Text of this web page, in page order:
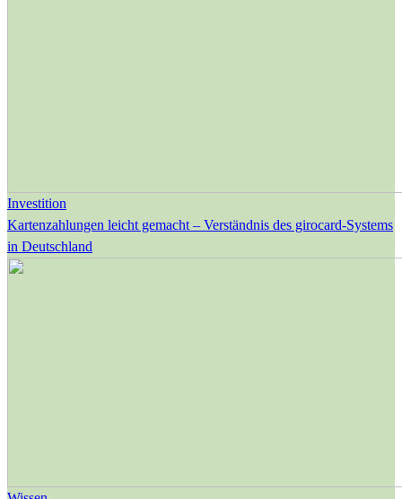
Investition
Kartenzahlungen leicht gemacht – Verständnis des girocard-Systems
in Deutschland